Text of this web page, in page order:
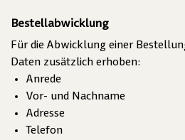
Bestellabwicklung
Für die Abwicklung einer
Daten zusätzlich erhoben:
Anrede
Vor- und Nachname
Adresse
Telefon